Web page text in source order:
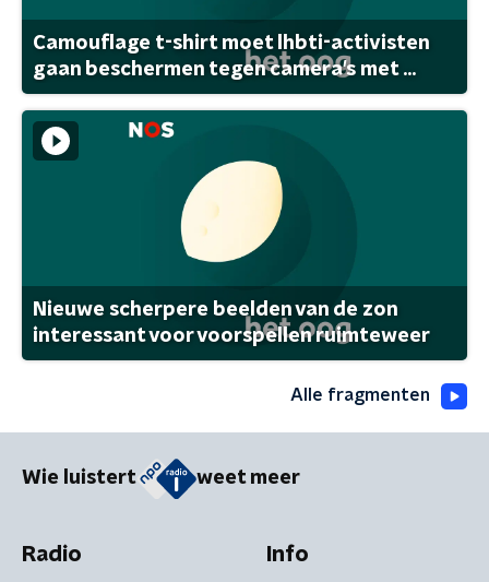
Camouflage t-shirt moet lhbti-activisten
gaan beschermen tegen camera's met ...
Nieuwe scherpere beelden van de zon
interessant voor voorspellen ruimteweer
Alle fragmenten
Wie luistert weet meer
Radio Info